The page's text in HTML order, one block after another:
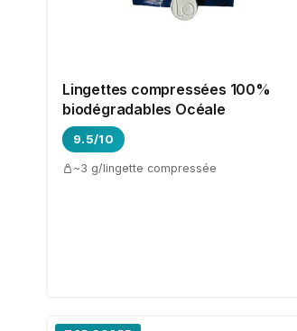
Lingettes compressées 100%
biodégradables Océale
9.5/10
~3 g/lingette compressée